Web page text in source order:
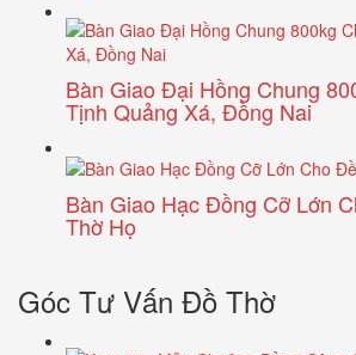
Bàn Giao Đại Hồng Chung
Tịnh Quảng Xá, Đồng Nai
Bàn Giao Hạc Đồng Cỡ Lớn
Thờ Họ
Góc Tư Vấn Đồ Thờ